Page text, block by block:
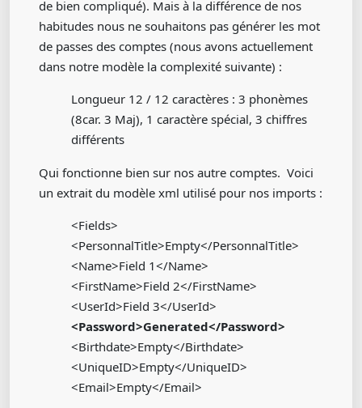
de bien compliqué). Mais à la différence de nos
habitudes nous ne souhaitons pas générer les mot
de passes des comptes (nous avons actuellement
dans notre modèle la complexité suivante) :
Longueur 12 / 12 caractères : 3 phonèmes
(8car. 3 Maj), 1 caractère spécial, 3 chiffres
différents
Qui fonctionne bien sur nos autre comptes. Voici
un extrait du modèle xml utilisé pour nos imports :
<Fields>
<PersonnalTitle>Empty</PersonnalTitle>
<Name>Field 1</Name>
<FirstName>Field 2</FirstName>
<UserId>Field 3</UserId>
<Password>Generated</Password>
<Birthdate>Empty</Birthdate>
<UniqueID>Empty</UniqueID>
<Email>Empty</Email>